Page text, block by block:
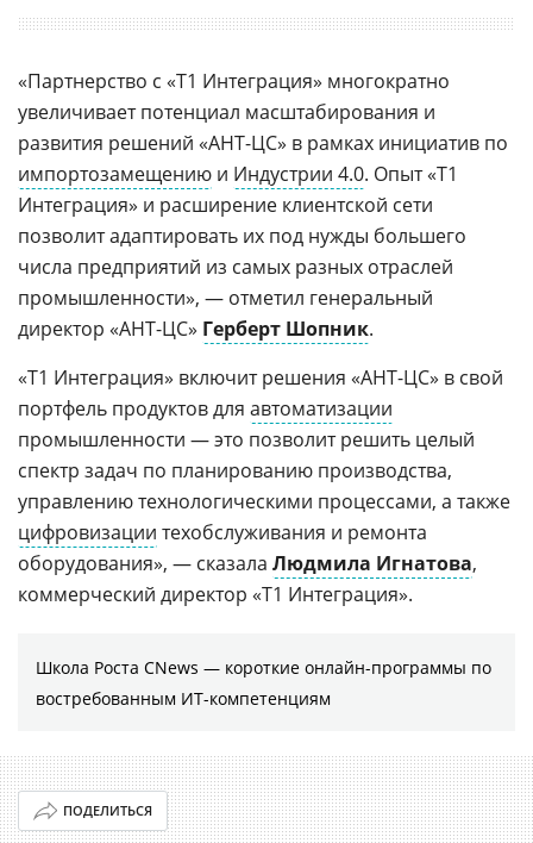
«Партнерство с «Т1 Интеграция» многократно
увеличивает потенциал масштабирования и
развития решений «АНТ-ЦС» в рамках инициатив по
импортозамещению и Индустрии 4.0. Опыт «Т1
Интеграция» и расширение клиентской сети
позволит адаптировать их под нужды большего
числа предприятий из самых разных отраслей
промышленности», — отметил генеральный
директор «АНТ-ЦС» Герберт Шопник.
«Т1 Интеграция» включит решения «АНТ-ЦС» в свой
портфель продуктов для автоматизации
промышленности — это позволит решить целый
спектр задач по планированию производства,
управлению технологическими процессами, а также
цифровизации техобслуживания и ремонта
оборудования», — сказала Людмила Игнатова,
коммерческий директор «Т1 Интеграция».
Школа Роста CNews — короткие онлайн-программы по
востребованным ИТ-компетенциям
ПОДЕЛИТЬСЯ